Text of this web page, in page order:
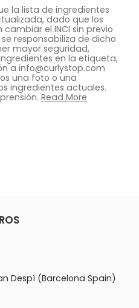
la lista de ingredientes
dado que los
el INCI sin previo
responsabiliza de dicho
mayor seguridad,
en la etiqueta,
a info@curlystop.com
una foto o una
ingredientes actuales.
Read More
Despí (Barcelona Spain)